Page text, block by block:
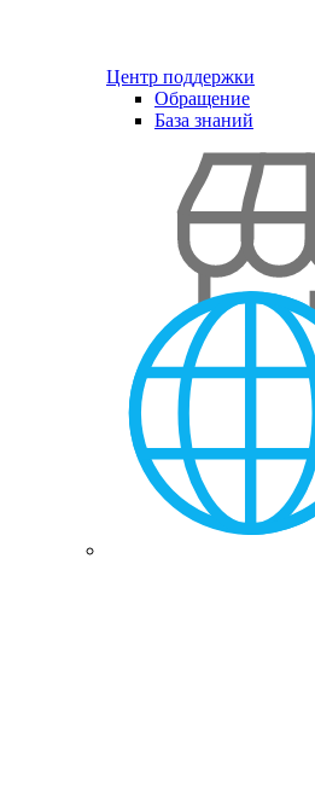
Центр поддержки
Обращение
База знаний